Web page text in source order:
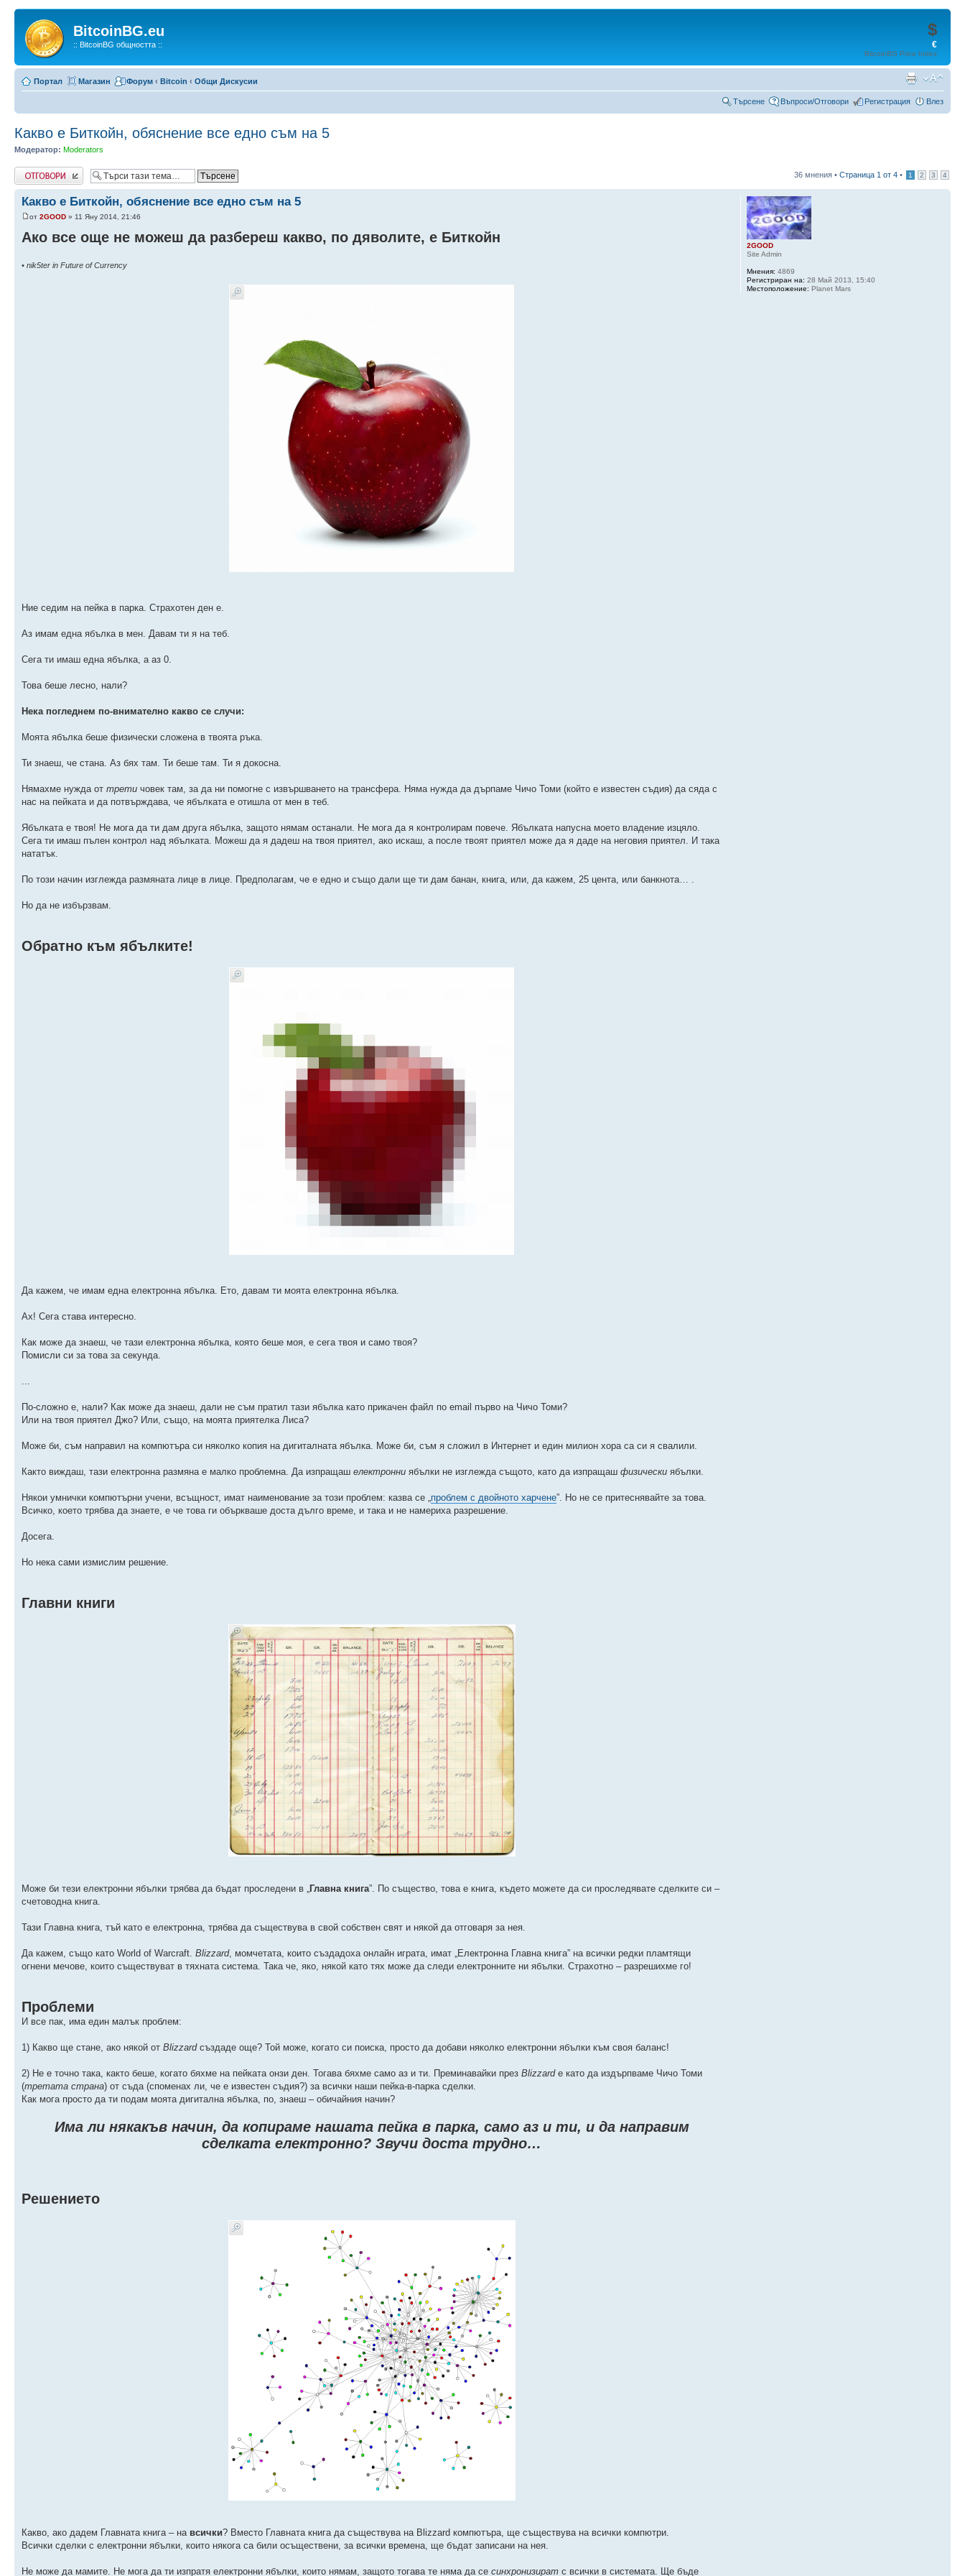
BitcoinBG.eu
:: BitcoinBG общността ::
$
€
BitcoinBG Price Index
Портал Магазин Форум ‹ Bitcoin ‹ Общи Дискусии
Търсене Въпроси/Отговори Регистрация Влез
Какво е Биткойн, обяснение все едно съм на 5
Модератор: Moderators
Напиши коментар 36 мнения • Страница 1 от 4 • 1 2 3 4
Какво е Биткойн, обяснение все едно съм на 5
от 2GOOD » 11 Яну 2014, 21:46
Ако все още не можеш да разбереш какво, по дяволите, е Биткойн
• nik5ter in Future of Currency
Ние седим на пейка в парка. Страхотен ден е.
Аз имам една ябълка в мен. Давам ти я на теб.
Сега ти имаш една ябълка, а аз 0.
Това беше лесно, нали?
Нека погледнем по-внимателно какво се случи:
Моята ябълка беше физически сложена в твоята ръка.
Ти знаеш, че стана. Аз бях там. Ти беше там. Ти я докосна.
Нямахме нужда от трети човек там, за да ни помогне с извършването на трансфера. Няма нужда да дърпаме Чичо Томи (който е известен съдия) да сяда с
нас на пейката и да потвърждава, че ябълката е отишла от мен в теб.
Ябълката е твоя! Не мога да ти дам друга ябълка, защото нямам останали. Не мога да я контролирам повече. Ябълката напусна моето владение изцяло.
Сега ти имаш пълен контрол над ябълката. Можеш да я дадеш на твоя приятел, ако искаш, а после твоят приятел може да я даде на неговия приятел. И така
нататък.
По този начин изглежда размяната лице в лице. Предполагам, че е едно и също дали ще ти дам банан, книга, или, да кажем, 25 цента, или банкнота… .
Но да не избързвам.
Обратно към ябълките!
Да кажем, че имам една електронна ябълка. Ето, давам ти моята електронна ябълка.
Ах! Сега става интересно.
Как може да знаеш, че тази електронна ябълка, която беше моя, е сега твоя и само твоя?
Помисли си за това за секунда.
По-сложно е, нали? Как може да знаеш, дали не съм пратил тази ябълка като прикачен файл по email първо на Чичо Томи?
Или на твоя приятел Джо? Или, също, на моята приятелка Лиса?
Може би, съм направил на компютъра си няколко копия на дигиталната ябълка. Може би, съм я сложил в Интернет и един милион хора са си я свалили.
Както виждаш, тази електронна размяна е малко проблемна. Да изпращаш електронни ябълки не изглежда същото, като да изпращаш физически ябълки.
Някои умнички компютърни учени, всъщност, имат наименование за този проблем: казва се „ проблем с двойното харчене”. Но не се притеснявайте за това.
Всичко, което трябва да знаете, е че това ги объркваше доста дълго време, и така и не намериха разрешение.
Досега.
Но нека сами измислим решение.
Главни книги
Може би тези електронни ябълки трябва да бъдат проследени в „Главна книга”. По същество, това е книга, където можете да си проследявате сделките си –
счетоводна книга.
Тази Главна книга, тъй като е електронна, трябва да съществува в свой собствен свят и някой да отговаря за нея.
Да кажем, също като World of Warcraft. Blizzard, момчетата, които създадоха онлайн играта, имат „Електронна Главна книга” на всички редки пламтящи
огнени мечове, които съществуват в тяхната система. Така че, яко, някой като тях може да следи електронните ни ябълки. Страхотно – разрешихме го!
Проблеми
И все пак, има един малък проблем:
1) Какво ще стане, ако някой от Blizzard създаде още? Той може, когато си поиска, просто да добави няколко електронни ябълки към своя баланс!
2) Не е точно така, както беше, когато бяхме на пейката онзи ден. Тогава бяхме само аз и ти. Преминавайки през Blizzard е като да издърпваме Чичо Томи
(третата страна) от съда (споменах ли, че е известен съдия?) за всички наши пейка-в-парка сделки.
Как мога просто да ти подам моята дигитална ябълка, по, знаеш – обичайния начин?
Има ли някакъв начин, да копираме нашата пейка в парка, само аз и ти, и да направим
сделката електронно? Звучи доста трудно…
Решението
Какво, ако дадем Главната книга – на всички? Вместо Главната книга да съществува на Blizzard компютъра, ще съществува на всички компютри.
Всички сделки с електронни ябълки, които някога са били осъществени, за всички времена, ще бъдат записани на нея.
Не може да мамите. Не мога да ти изпратя електронни ябълки, които нямам, защото тогава те няма да се синхронизират с всички в системата. Ще бъде
2GOOD
Site Admin
Мнения: 4869
Регистриран на: 28 Май 2013, 15:40
Местоположение: Planet Mars